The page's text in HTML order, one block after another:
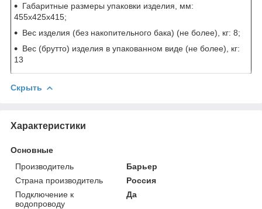
Габаритные размеры упаковки изделия, мм:
455х425х415;
Вес изделия (без накопительного бака) (не более), кг: 8;
Вес (брутто) изделия в упакованном виде (не более), кг:
13
Скрыть
Характеристики
Основные
Производитель
Барьер
Страна производитель
Россия
Подключение к
водопроводу
Да